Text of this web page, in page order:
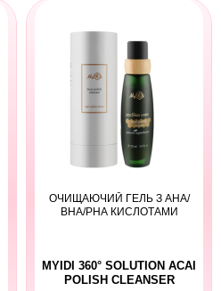
ОЧИЩАЮЧИЙ ГЕЛЬ З АНА/
ВНА/РНА КИСЛОТАМИ
MYIDI 360° SOLUTION ACAI
POLISH CLEANSER